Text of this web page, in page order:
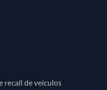
recall de veículos